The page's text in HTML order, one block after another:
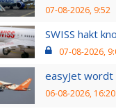
07-08-2026, 9:52
SWISS hakt
07-08-2026,
easyJet wordt
06-08-2026, 16:20